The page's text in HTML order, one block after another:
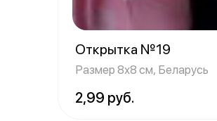
Открытка №19
Размер 8х8 см, Беларусь
2,99 руб.